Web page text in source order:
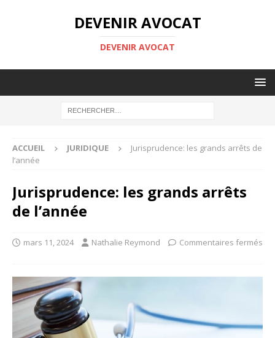
DEVENIR AVOCAT
DEVENIR AVOCAT
ACCUEIL JURIDIQUE
Jurisprudence: les grands arrêts de
l’année
Jurisprudence: les grands arrêts
de l’année
mars 11, 2024 Nathalie Reymond Commentaires fermés